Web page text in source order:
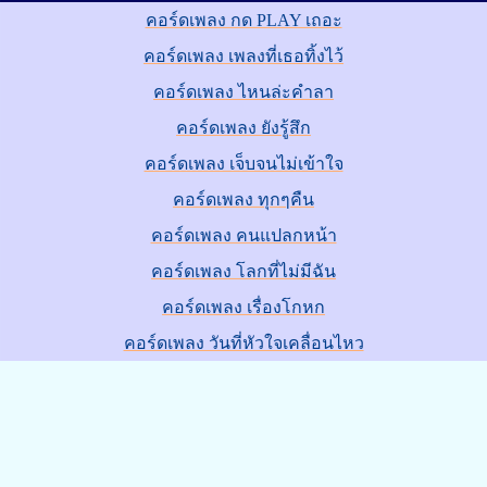
คอร์ดเพลง กด PLAY เถอะ
คอร์ดเพลง เพลงที่เธอทิ้งไว้
คอร์ดเพลง ไหนล่ะคำลา
คอร์ดเพลง ยังรู้สึก
คอร์ดเพลง เจ็บจนไม่เข้าใจ
คอร์ดเพลง ทุกๆคืน
คอร์ดเพลง คนแปลกหน้า
คอร์ดเพลง โลกที่ไม่มีฉัน
คอร์ดเพลง เรื่องโกหก
คอร์ดเพลง วันที่หัวใจเคลื่อนไหว